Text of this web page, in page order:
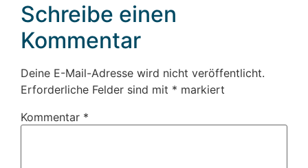
Schreibe einen
Kommentar
Deine E-Mail-Adresse wird nicht veröffentlicht.
Erforderliche Felder sind mit * markiert
Kommentar *